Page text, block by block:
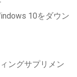
10をダウン
ングサプリメン